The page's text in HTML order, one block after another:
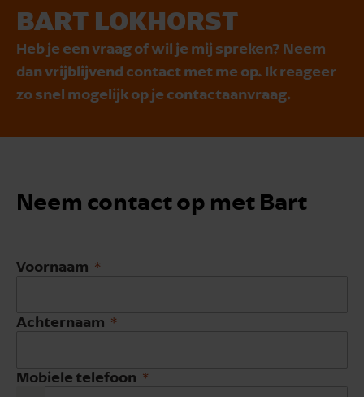
BART LOKHORST
Heb je een vraag of wil je mij spreken? Neem
dan vrijblijvend contact met me op. Ik reageer
zo snel mogelijk op je contactaanvraag.
Neem contact op met Bart
Voornaam
Achternaam
Mobiele telefoon